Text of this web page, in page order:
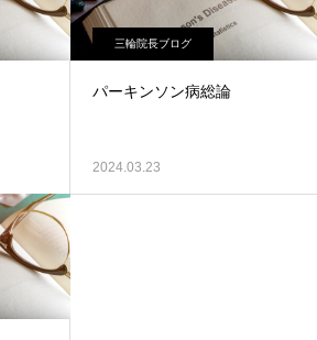
三輪院長ブログ
パーキンソン病総論
2024.03.23